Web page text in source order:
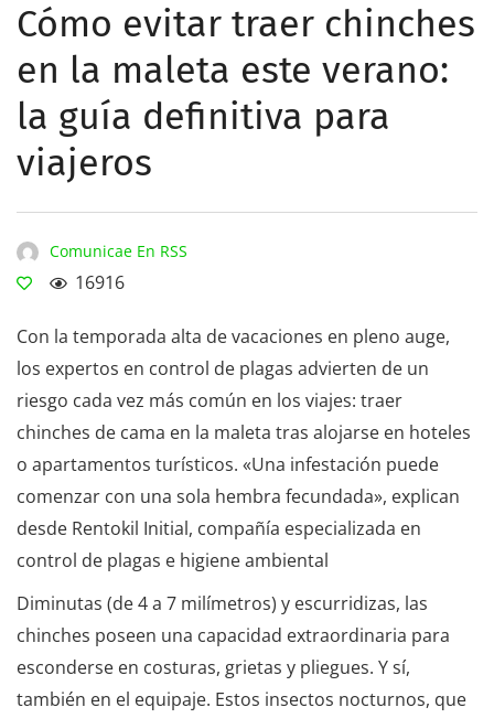
Cómo evitar traer chinches
en la maleta este verano:
la guía definitiva para
viajeros
Comunicae En RSS
16916
Con la temporada alta de vacaciones en pleno auge,
los expertos en control de plagas advierten de un
riesgo cada vez más común en los viajes: traer
chinches de cama en la maleta tras alojarse en hoteles
o apartamentos turísticos. «Una infestación puede
comenzar con una sola hembra fecundada», explican
desde Rentokil Initial, compañía especializada en
control de plagas e higiene ambiental
Diminutas (de 4 a 7 milímetros) y escurridizas, las
chinches poseen una capacidad extraordinaria para
esconderse en costuras, grietas y pliegues. Y sí,
también en el equipaje. Estos insectos nocturnos, que